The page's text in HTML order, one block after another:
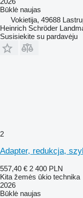
Būklė naujas
Vokietija, 49688
Heinrich Schröder
Susisiekite su pardavėju
2
Adapter, redukcja,
557,40 € 2 400 PLN
Kita žemės ūkio technika
2026
Būklė naujas